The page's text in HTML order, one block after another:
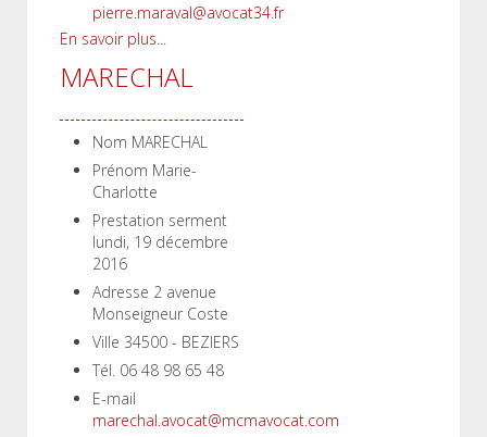
pierre.maraval@avocat34.fr
En savoir plus...
MARECHAL
Nom MARECHAL
Prénom Marie-
Charlotte
Prestation serment
lundi, 19 décembre
2016
Adresse 2 avenue
Monseigneur Coste
Ville 34500 - BEZIERS
Tél. 06 48 98 65 48
E-mail
marechal.avocat@mcmavocat.com